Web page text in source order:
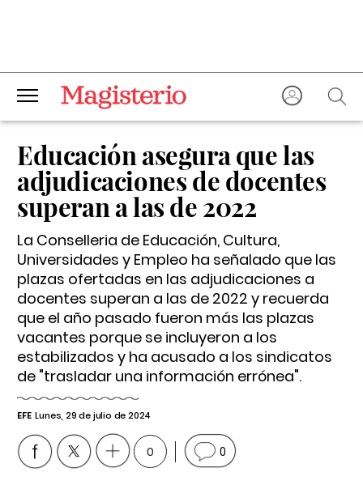
Educación asegura que las
adjudicaciones de docentes
superan a las de 2022
La Conselleria de Educación, Cultura,
Universidades y Empleo ha señalado que las
plazas ofertadas en las adjudicaciones a
docentes superan a las de 2022 y recuerda
que el año pasado fueron más las plazas
vacantes porque se incluyeron a los
estabilizados y ha acusado a los sindicatos
de "trasladar una información errónea".
EFE Lunes, 29 de julio de 2024
0 0